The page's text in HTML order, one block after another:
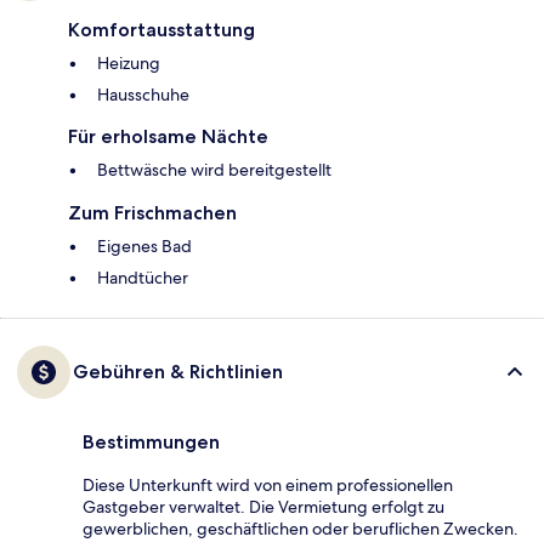
Komfortausstattung
Heizung
Hausschuhe
Für erholsame Nächte
Bettwäsche wird bereitgestellt
Zum Frischmachen
Eigenes Bad
Handtücher
Gebühren & Richtlinien
Bestimmungen
Diese Unterkunft wird von einem professionellen
Gastgeber verwaltet. Die Vermietung erfolgt zu
gewerblichen, geschäftlichen oder beruflichen Zwecken.